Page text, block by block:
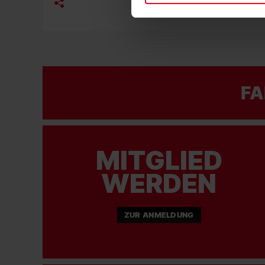
MITGLIED
WERDEN
ZUR ANMELDUNG